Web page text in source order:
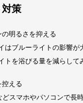
策
明るさを抑える
はブルーライトの影響が
トを浴びる量を減らして
控える
スマホやパソコンで長